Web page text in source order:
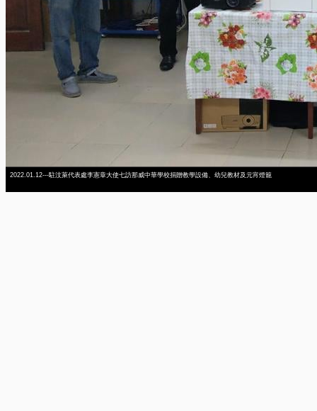
2022.01.12---駐汶萊代表處李憲章大使七訪那威中華學校捐贈教學設備、幼兒教材及元宵燈籠